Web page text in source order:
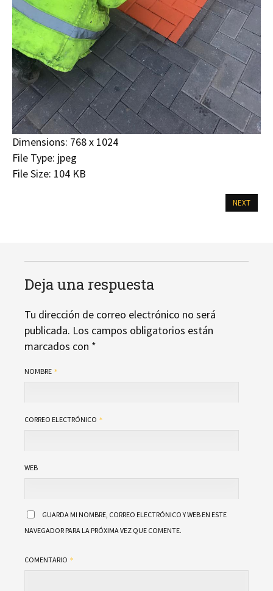
Dimensions: 768 x 1024
File Type: jpeg
File Size: 104 KB
NEXT
Deja una respuesta
Tu dirección de correo electrónico no será
publicada. Los campos obligatorios están
marcados con *
NOMBRE
CORREO ELECTRÓNICO
WEB
GUARDA MI NOMBRE, CORREO ELECTRÓNICO Y WEB EN ESTE
NAVEGADOR PARA LA PRÓXIMA VEZ QUE COMENTE.
COMENTARIO